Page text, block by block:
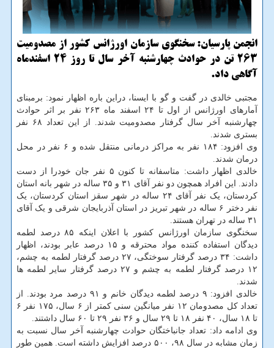
انجمن پارسیان: سخنگوی سازمان اورژانس کشور از مصدومیت
۲6۳ تن در حوادث چهارشنبه آخر سال تا روز ۲4 اسفندماه
آگاهی داد.
مجتبی خالدی در گفت و گو با ایسنا، دراین باره اظهار نمود: برمبنای
آمارهای اورژانس از اول تا ۲۴ اسفند ماه ۲۶۳ نفر بر اثر حوادث
چهارشنبه آخر سال گرفتار مصدومیت شدند. از این تعداد ۶۸ نفر
بستری شدند.
وی افزود: ۱۸۴ نفر به مراکز درمانی منتقل شده و ۶ نفر در محل
درمان شدند.
خالدی اظهار داشت: متاسفانه تا کنون ۵ نفر جان خودرا از دست
دادند. این افراد همچون دو نفر آقای ۳۱ و ۳۵ ساله در شهر بانه استان
کردستان، یک نفر آقای ۲۴ ساله در شهر سقز استان کردستان، یک
نفر دختر ۶ ساله در شهر تبریز در استان آذربایجان شرقی و یک آقای
۳۱ ساله در تهران هستند.
سخنگوی سازمان اورژانس کشور با اعلان اینکه ۸۵ درصد لطمه
دیدگان استفاده کننده مواد محترقه و ۱۵ درصد عابر بودند، اظهار
داشت: ۳۴ درصد گرفتار سوختگی، ۲۷ درصد گرفتار لطمه به چشم،
۱۲ درصد گرفتار لطمه به چشم و ۲۷ درصد گرفتار سایر لطمه ها
شدند.
خالدی افزود: ۹ درصد لطمه دیدگان خانم و ۹۱ درصد مرد بودند. از
تعداد کل مصدومان ۱۲ نفر میانگین سنی کمتر از ۶ سال، ۱۷۵ نفر ۶
تا ۱۸ سال، ۴۰ نفر ۱۸ تا ۲۹ سال و ۳۶ نفر ۲۹ تا ۶۰ سال داشتند.
وی ادامه داد: تعداد جانباختگان حوادث چهارشنبه آخر سال نسبت به
زمان مشابه در سال ۹۸، ۵۰۰ درصد افزایش داشته است. همین طور